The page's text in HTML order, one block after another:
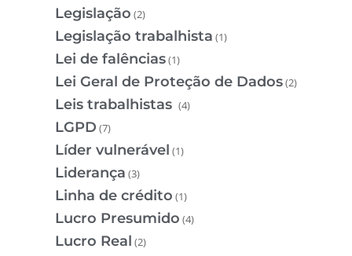
Legislação (2)
Legislação trabalhista (1)
Lei de falências(1)
Lei Geral de Proteção de Dados(2)
Leis trabalhistas (4)
LGPD (7)
Líder vulnerável (1)
Liderança (3)
Linha de crédito (1)
Lucro Presumido (4)
Lucro Real (2)